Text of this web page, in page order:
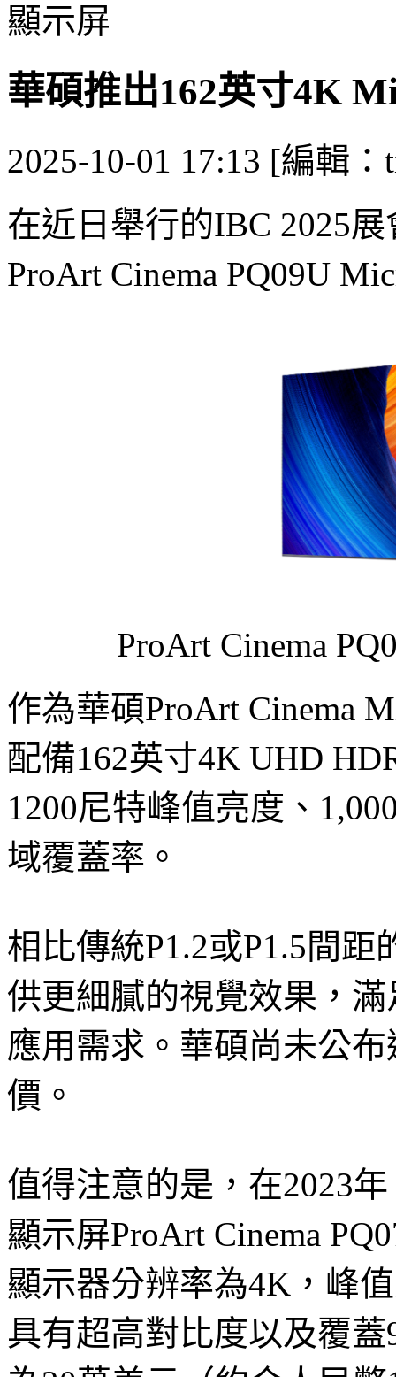
顯示屏
華碩推出162英寸4K
2025-10-01 17:13 [編輯：
在近日舉行的IBC 2025
ProArt Cinema PQ09U
ProArt Cinema
作為華碩ProArt Cinema
配備162英寸4K UHD
1200尼特峰值亮度、
域覆蓋率。
相比傳統P1.2或P1.5間
供更細膩的視覺效果，
應用需求。華碩尚未公
價。
值得注意的是，在2023
顯示屏ProArt Cinema
顯示器分辨率為4K，峰
具有超高對比度以及覆